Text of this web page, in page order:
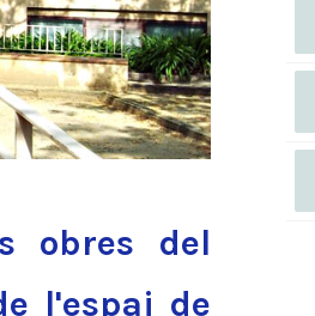
obres del
l'espai de